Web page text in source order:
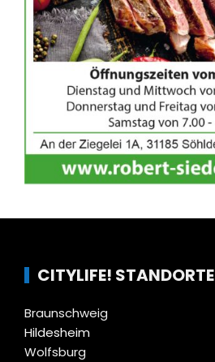
CITYLIFE! STANDORTE
Braunschweig
Hildesheim
Wolfsburg